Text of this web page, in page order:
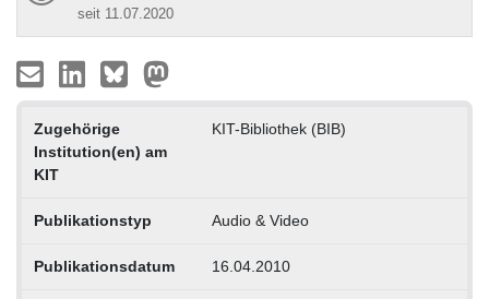
seit 11.07.2020
Zugehörige
Institution(en) am
KIT
KIT-Bibliothek (BIB)
Publikationstyp Audio & Video
Publikationsdatum 16.04.2010